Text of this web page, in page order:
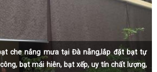
che nắng mưa tại Đà nẵng,lắp đặt bạt tự
bạt mái hiên, bạt xếp, uy tín chất lượng,